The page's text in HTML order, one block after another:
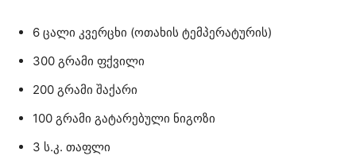
6 ცალი კვერცხი (ოთახის ტემპერატურის)
300 გრამი ფქვილი
200 გრამი შაქარი
100 გრამი გატარებული ნიგოზი
3 ს.კ. თაფლი